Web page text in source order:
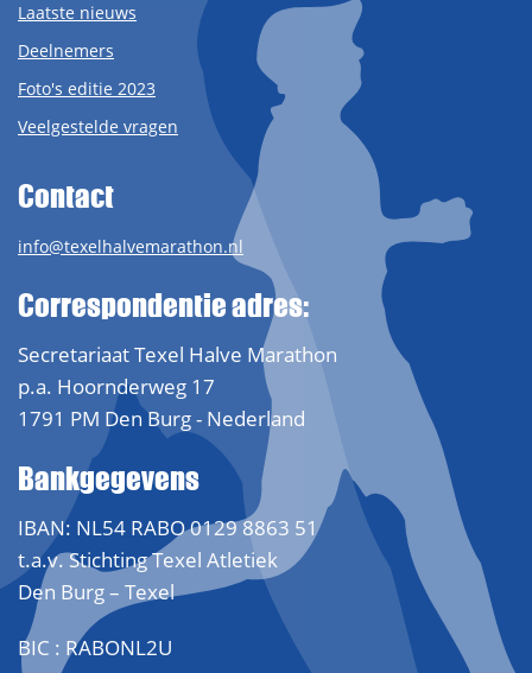
Laatste nieuws
Deelnemers
Foto's editie 2023
Veelgestelde vragen
Contact
info@texelhalvemarathon.nl
Correspondentie adres:
Secretariaat Texel Halve Marathon
p.a. Hoornderweg 17
1791 PM Den Burg - Nederland
Bankgegevens
IBAN: NL54 RABO 0129 8863 51
t.a.v. Stichting Texel Atletiek
Den Burg – Texel
BIC : RABONL2U